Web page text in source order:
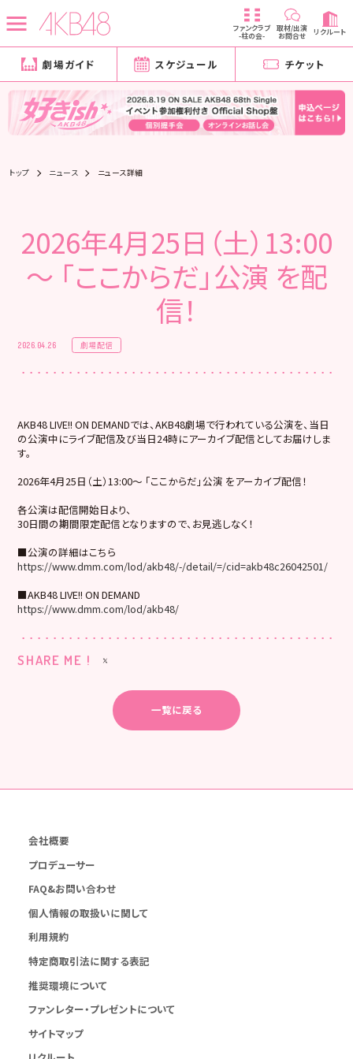
ファンクラブ
-柱の会-
取材/出演
お問合せ リクルート
劇場ガイド スケジュール チケット
トップ ニュース ニュース詳細
2026年4月25日（土）13:00
～ 「ここからだ」公演 を配
信！
2026.04.26 劇場配信
AKB48 LIVE!! ON DEMANDでは、AKB48劇場で行われている公演を、当日
の公演中にライブ配信及び当日24時にアーカイブ配信としてお届けしま
す。
2026年4月25日（土）13:00～ 「ここからだ」公演 をアーカイブ配信！
各公演は配信開始日より、
30日間の期間限定配信となりますので、お見逃しなく！
■公演の詳細はこちら
https://www.dmm.com/lod/akb48/-/detail/=/cid=akb48c26042501/
■AKB48 LIVE!! ON DEMAND
https://www.dmm.com/lod/akb48/
SHARE ME !
一覧に戻る
会社概要
プロデューサー
FAQ&お問い合わせ
個人情報の取扱いに関して
利用規約
特定商取引法に関する表記
推奨環境について
ファンレター・プレゼントについて
サイトマップ